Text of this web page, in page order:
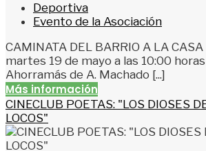
Deportiva
Evento de la Asociación
CAMINATA DEL BARRIO A LA
martes 19 de mayo a las 10:00
Ahorramás de A. Machado [...]
Más información
CINECLUB POETAS: "LOS DIOSES
LOCOS"